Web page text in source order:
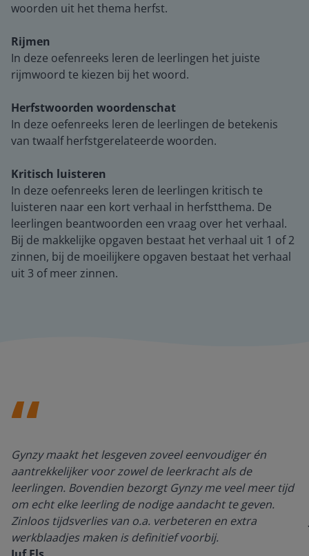
woorden uit het thema herfst.
Rijmen
In deze oefenreeks leren de leerlingen het juiste
rijmwoord te kiezen bij het woord.
Herfstwoorden woordenschat
In deze oefenreeks leren de leerlingen de betekenis
van twaalf herfstgerelateerde woorden.
Kritisch luisteren
In deze oefenreeks leren de leerlingen kritisch te
luisteren naar een kort verhaal in herfstthema. De
leerlingen beantwoorden een vraag over het verhaal.
Bij de makkelijke opgaven bestaat het verhaal uit 1 of 2
zinnen, bij de moeilijkere opgaven bestaat het verhaal
uit 3 of meer zinnen.
Gynzy maakt het lesgeven zoveel eenvoudiger én
aantrekkelijker voor zowel de leerkracht als de
leerlingen. Bovendien bezorgt Gynzy me veel meer tijd
om echt elke leerling de nodige aandacht te geven.
Zinloos tijdsverlies van o.a. verbeteren en extra
werkblaadjes maken is definitief voorbij.